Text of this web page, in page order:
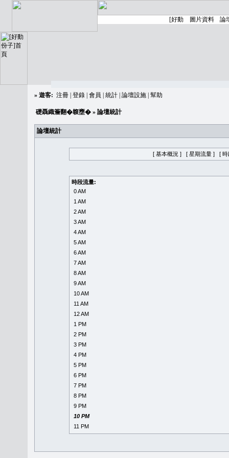
» 遊客: 注冊 登錄 會員 統計 論壇設施 幫助
礎聶織簷翻�䪖壅� » 論壇統計
論壇統計
[ 基本概況 ] [ 星期流量 ] [ 時
時段流量:
0 AM
1 AM
2 AM
3 AM
4 AM
5 AM
6 AM
7 AM
8 AM
9 AM
10 AM
11 AM
12 AM
1 PM
2 PM
3 PM
4 PM
5 PM
6 PM
7 PM
8 PM
9 PM
10 PM
11 PM